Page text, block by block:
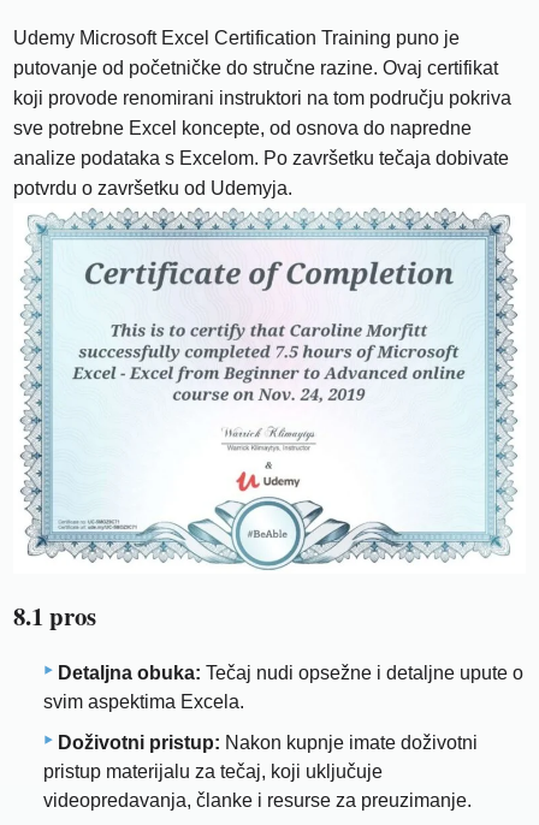
Udemy Microsoft Excel Certification Training puno je
putovanje od početničke do stručne razine. Ovaj certifikat
koji provode renomirani instruktori na tom području pokriva
sve potrebne Excel koncepte, od osnova do napredne
analize podataka s Excelom. Po završetku tečaja dobivate
potvrdu o završetku od Udemyja.
8.1 pros
Detaljna obuka: Tečaj nudi opsežne i detaljne upute o
svim aspektima Excela.
Doživotni pristup: Nakon kupnje imate doživotni
pristup materijalu za tečaj, koji uključuje
videopredavanja, članke i resurse za preuzimanje.